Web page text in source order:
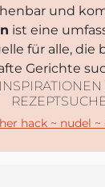
und
ist eine
für alle, die
Gerichte
hack ~ nudel